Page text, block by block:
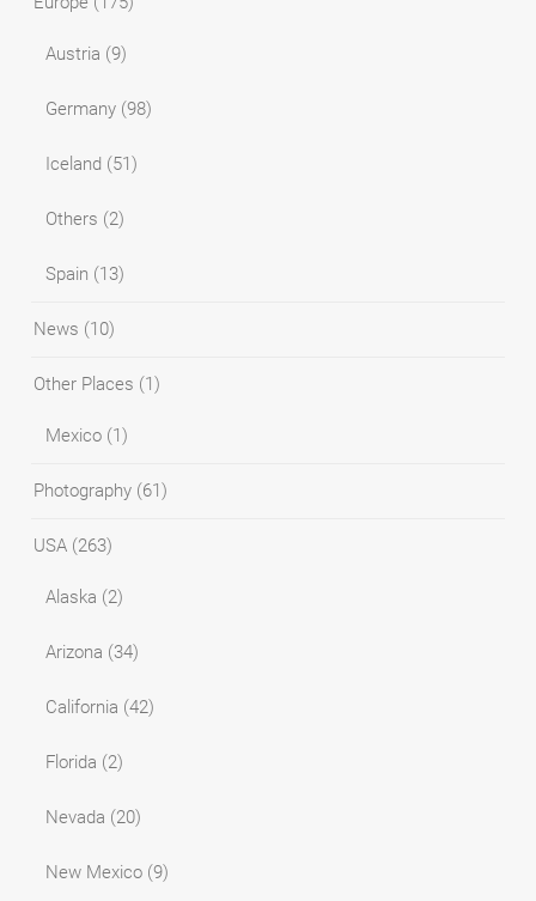
Austria (9)
Germany (98)
Iceland (51)
Others (2)
Spain (13)
News (10)
Other Places (1)
Mexico (1)
Photography (61)
USA (263)
Alaska (2)
Arizona (34)
California (42)
Florida (2)
Nevada (20)
New Mexico (9)